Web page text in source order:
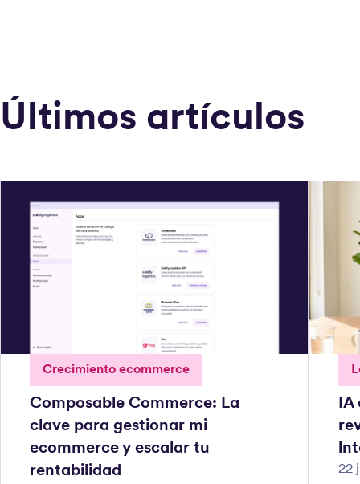
Últimos artículos
Crecimiento ecommerce
Composable Commerce: La
clave para gestionar mi
ecommerce y escalar tu
rentabilidad
22